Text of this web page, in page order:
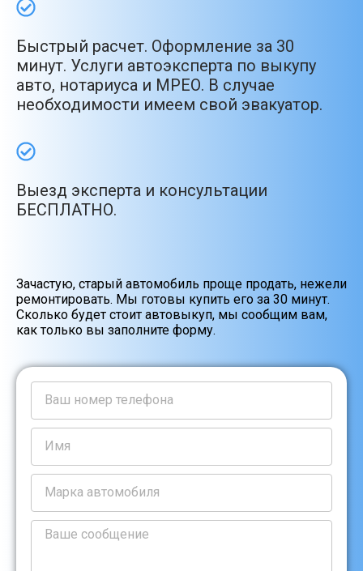
Быстрый расчет. Оформление за 30
минут. Услуги автоэксперта по выкупу
авто, нотариуса и МРЕО. В случае
необходимости имеем свой эвакуатор.
Выезд эксперта и консультации
БЕСПЛАТНО.
Зачастую, старый автомобиль проще продать, нежели
ремонтировать. Мы готовы купить его за 30 минут.
Сколько будет стоит автовыкуп, мы сообщим вам,
как только вы заполните форму.